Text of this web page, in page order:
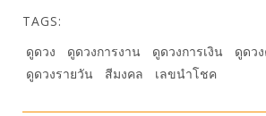
TAGS:
ดูดวง
ดูดวงการงาน ดูดวงการเงิน
ดูดว
ดูดวงรายวัน
สีมงคล เลขนำโชค